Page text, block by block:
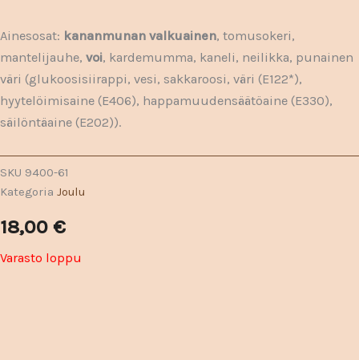
Ainesosat: kananmunan valkuainen, tomusokeri,
mantelijauhe, voi, kardemumma, kaneli, neilikka, punainen
väri (glukoosisiirappi, vesi, sakkaroosi, väri (E122*),
hyytelöimisaine (E406), happamuudensäätöaine (E330),
säilöntäaine (E202)).
SKU 9400-61
Kategoria Joulu
18,00 €
Varasto loppu